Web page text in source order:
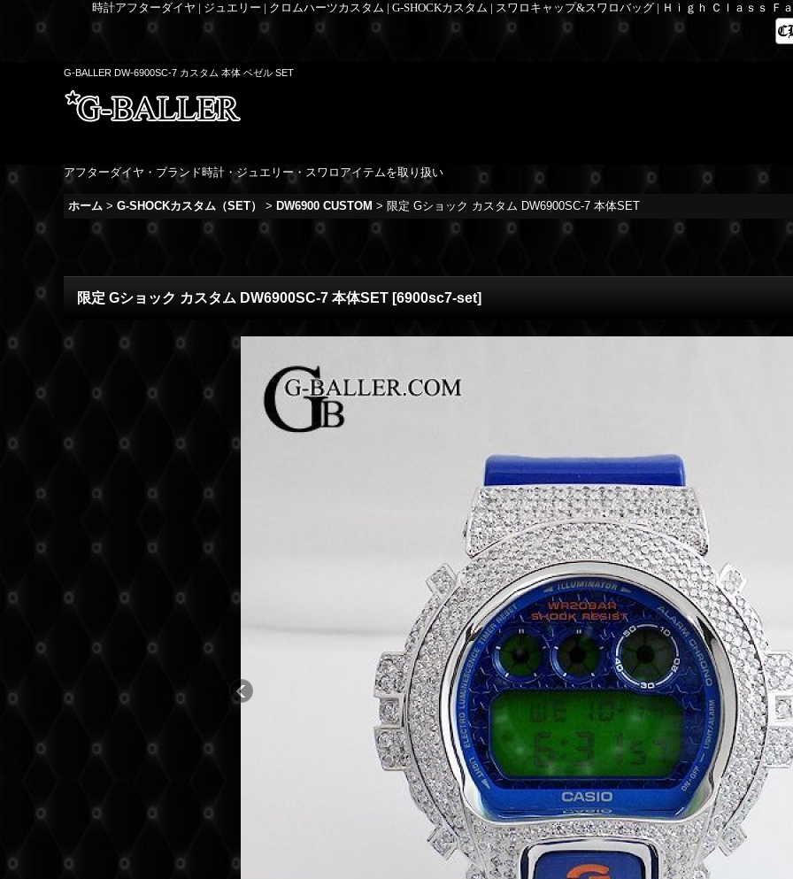
時計アフターダイヤ | ジュエリー | クロムハーツカスタム | G-SHOCKカスタム | スワロキャップ&スワロバッグ | Ｈｉｇｈ Ｃｌａｓｓ
G-BALLER DW-6900SC-7 カスタム 本体 ベゼル SET
アフターダイヤ・ブランド時計・ジュエリー・スワロアイテムを取り扱い
ホーム > G-SHOCKカスタム（SET） > DW6900 CUSTOM > 限定 Gショック カスタム DW6900SC-7 本体SET
限定 Gショック カスタム DW6900SC-7 本体SET [6900sc7-set]